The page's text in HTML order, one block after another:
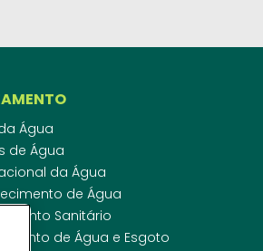
Água
de Água
da Água
de Água
Sanitário
de Água e Esgoto